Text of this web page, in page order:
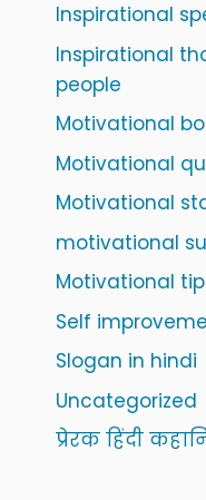
Inspirational
Inspirational
people
Motivational
Motivational
Motivational
motivational
Motivational
Self
Slogan in hindi
Uncategorized
प्रेरक हिंदी